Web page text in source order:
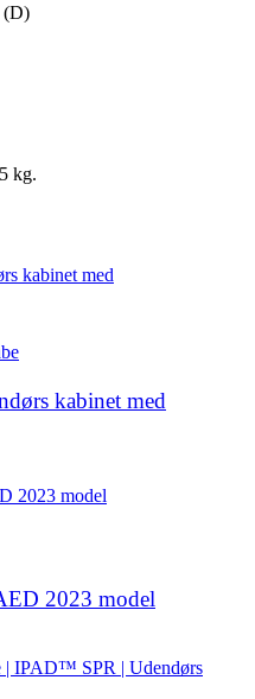
(D)
kg.
kabinet med
2023 model